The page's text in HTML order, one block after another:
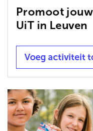
Voeg activiteit
Promoot
UiT in Leuven